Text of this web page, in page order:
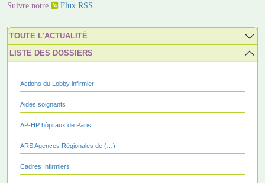
Suivre notre
Flux RSS
TOUTE L’ACTUALITÉ
LISTE DES DOSSIERS
Actions du Lobby infirmier
Aides soignants
AP-HP hôpitaux de Paris
ARS Agences Régionales de (…)
Cadres Infirmiers